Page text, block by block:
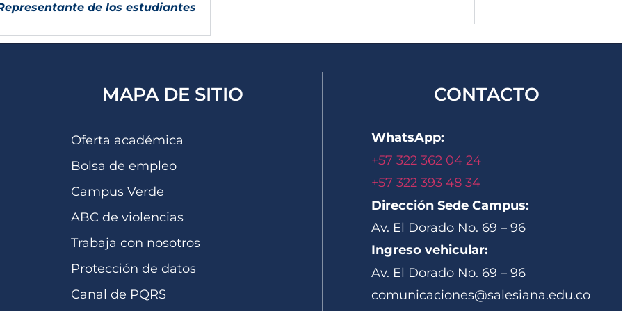
de los estudiantes
MAPA DE SITIO
Oferta académica
Bolsa de empleo
Campus Verde
ABC de violencias
Trabaja con nosotros
Protección de datos
Canal de PQRS
CONTACTO
WhatsApp:
+57 322 362 04 24
+57 322 393 48 34
Dirección Sede Campus:
Av. El Dorado No. 69 – 96
Ingreso vehicular:
Av. El Dorado No. 69 – 96
comunicaciones@salesiana.edu.co